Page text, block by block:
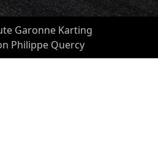
Garonne Karting
Philippe Quercy